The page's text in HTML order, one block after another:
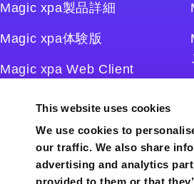
This website uses cookies
We use cookies to
our traffic. We also share
advertising and analytics
Magic xpa製品詳細
Magic xpa体験版
Magic xpa Web Client
ユーザー登録/ライセンス発